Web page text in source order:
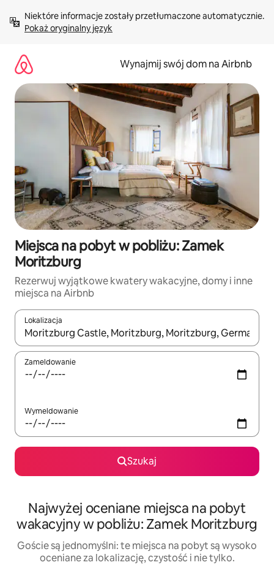
treści Pokaż oryginalny język
Wynajmij swój dom na Airbnb
Miejsca na pobyt w pobliżu: Zamek
Moritzburg
Rezerwuj wyjątkowe kwatery wakacyjne, domy i inne
miejsca na Airbnb
Lokalizacja
Gdy wyniki będą dostępne, możesz poruszać się po nich za
Zameldowanie
Wymeldowanie
Szukaj
Najwyżej oceniane miejsca na pobyt
wakacyjny w pobliżu: Zamek Moritzburg
Goście są jednomyślni: te miejsca na pobyt są wysoko
oceniane za lokalizację, czystość i nie tylko.